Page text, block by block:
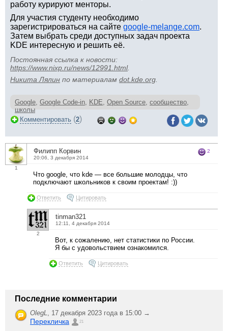
работу курируют менторы.
Для участия студенту необходимо
зарегистрироваться на сайте google-melange.com.
Затем выбрать среди доступных задач проекта
KDE интересную и решить её.
Постоянная ссылка к новости:
https://www.nixp.ru/news/12991.html.
Никита Лялин по материалам dot.kde.org
Google, Google Code-in, KDE, Open Source, сообщество,
школы
Комментировать (2)
1
Филипп Корвин
20:06, 3 декабря 2014
2
Что google, что kde — все большие молодцы, что
подключают школьников к своим проектам! :))
Ответить Цитировать
2
tinman321
12:11, 4 декабря 2014
Вот, к сожалению, нет статистики по России.
Я бы с удовольствием ознакомился.
Ответить Цитировать
Последние комментарии
OlegL 17 декабря 2023 года в 15:00 →
Перекличка 21